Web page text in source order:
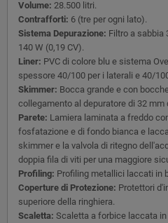
Volume: 28.500 litri.
Contrafforti: 6 (tre per ogni lato).
Sistema Depurazione: Filtro a sabbia
140 W (0,19 CV).
Liner: PVC di colore blu e sistema
spessore 40/100 per i laterali e 40/
Skimmer: Bocca grande e con
collegamento al depuratore di 32 mm
Parete: Lamiera laminata a freddo
fosfatazione e di fondo bianca e
skimmer e la valvola di ritegno
doppia fila di viti per una maggiore
Profiling: Profiling metallici laccati in
Coperture di Protezione: Protettori
superiore della ringhiera.
Scaletta: Scaletta a forbice laccata in